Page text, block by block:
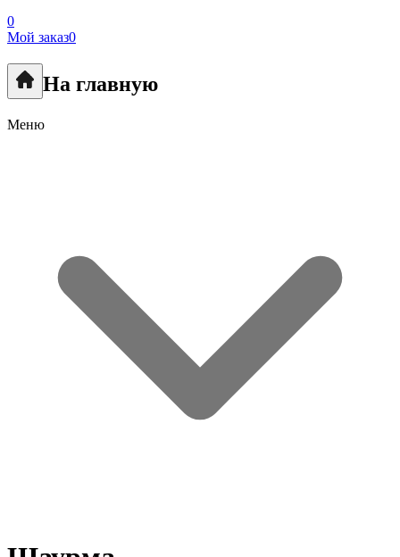
0
Мой заказ0
На главную
Меню